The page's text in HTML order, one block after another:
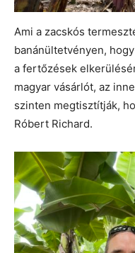
Ami a zacskós
banánültetvényen,
a fertőzések
magyar vásárlót, az
szinten megtisztítják,
Róbert Richard.